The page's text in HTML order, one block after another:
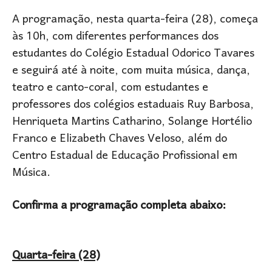
A programação, nesta quarta-feira (28), começa
às 10h, com diferentes performances dos
estudantes do Colégio Estadual Odorico Tavares
e seguirá até à noite, com muita música, dança,
teatro e canto-coral, com estudantes e
professores dos colégios estaduais Ruy Barbosa,
Henriqueta Martins Catharino, Solange Hortélio
Franco e Elizabeth Chaves Veloso, além do
Centro Estadual de Educação Profissional em
Música.
Confirma a programação completa abaixo:
Quarta-feira (28)